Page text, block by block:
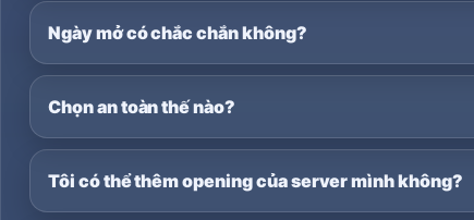
Ngày mở có chắc chắn không?
Chọn an toàn thế nào?
Tôi có thể thêm opening của server mình không?